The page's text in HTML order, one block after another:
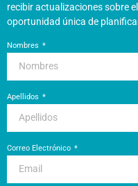
recibir actualizaciones sobre
oportunidad única de
Nombres
Apellidos
Correo Electrónico